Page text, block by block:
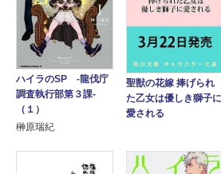
ハイラのSP ‐龍伐庁
調査執行部第３課‐
（１）
榊原瑞紀
聖獣の花嫁 捧げられ
た乙女は優しき獅子に
愛される